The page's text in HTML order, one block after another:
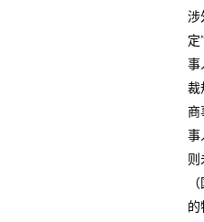
涉
定
事
裁
商
事
则
的